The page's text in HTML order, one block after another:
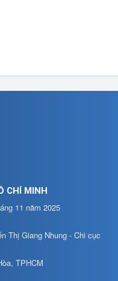
CHÍ MINH
11 năm 2025
Thị Giang Nhung - Chi cục
TPHCM